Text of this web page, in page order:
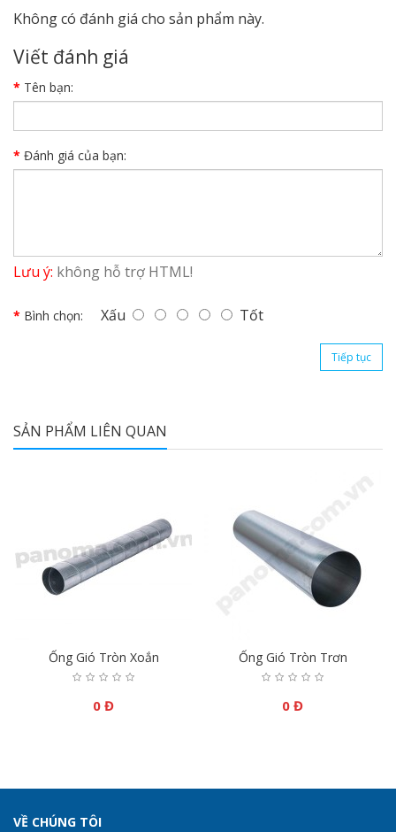
Không có đánh giá cho sản phẩm này.
Viết đánh giá
Tên bạn:
Đánh giá của bạn:
Lưu ý: không hỗ trợ HTML!
Bình chọn: Xấu Tốt
Tiếp tục
SẢN PHẨM LIÊN QUAN
Ống Gió Tròn Xoắn
0 Đ
Ống Gió Tròn Trơn
0 Đ
VỀ CHÚNG TÔI